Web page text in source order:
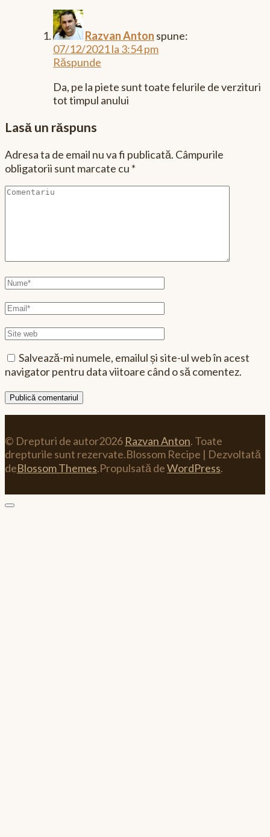
Razvan Anton spune:
07/12/2021 la 3:54 pm
Răspunde
Da, pe la piete sunt toate felurile de verzituri
tot timpul anului
Lasă un răspuns
Adresa ta de email nu va fi publicată. Câmpurile
obligatorii sunt marcate cu *
Comentariu
Nume
Email
Site
Salvează-mi numele, emailul și site-ul web în acest
navigator pentru data viitoare când o să comentez.
© Drepturi de autor2026 Razvan Anton. Toate
drepturile sunt rezervate.Blossom Recipe | Dezvoltată
deBlossom Themes.Propulsată deWordPress.